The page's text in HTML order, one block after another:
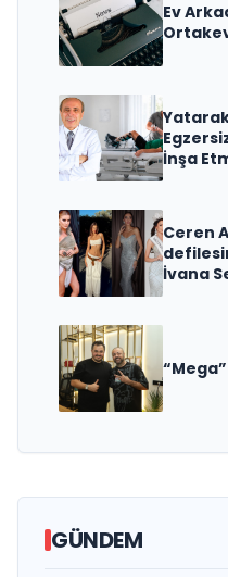
Ev
İnşa
Ceren
İvana
GÜNDEM
Ali Emre
Bakanı ve
Türk Tiyatrosu ve